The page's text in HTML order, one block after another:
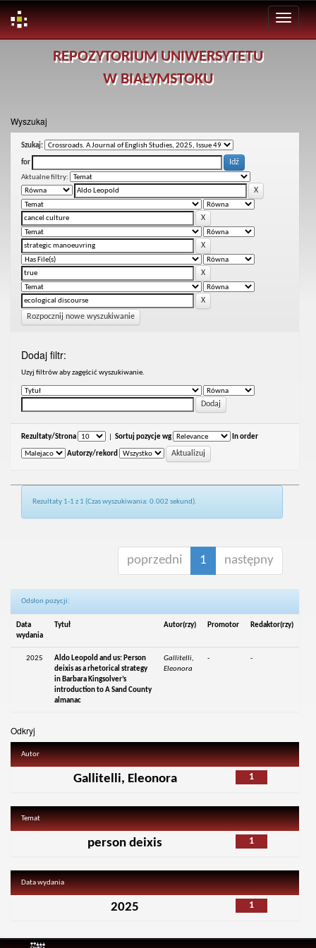
REPOZYTORIUM UNIWERSYTETU
W BIAŁYMSTOKU
Wyszukaj
Szukaj:
for
Aktualne filtry:
Rozpocznij nowe wyszukiwanie
Dodaj filtr:
Uzyj filtrów aby zagęścić wyszukiwanie.
Rezultaty/Strona Sortuj pozycje wg In order
Autorzy/rekord
Rezultaty 1-1 z 1 (Czas wyszukiwania: 0.002 sekund).
poprzedni 1 następny
Odsłon pozycji:
Data
wydania
Tytuł Autor(rzy) Promotor Redaktor(rzy)
2025
Aldo Leopold and us: Person
deixis as a rhetorical strategy
in Barbara Kingsolver’s
introduction to A Sand County
almanac
Gallitelli,
Eleonora
- -
Odkryj
Autor
1
Gallitelli, Eleonora
Temat
1
person deixis
Data wydania
1
2025